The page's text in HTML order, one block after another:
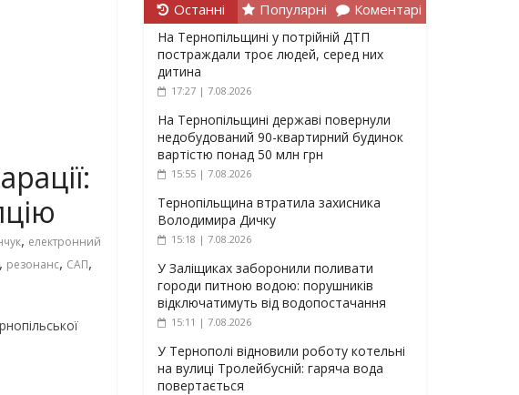
, електронний
, резонанс, САП,
Останні Популярні Коментарі
На Тернопільщині у потрійній ДТП
постраждали троє людей, серед них
дитина
17:27 | 7.08.2026
На Тернопільщині державі повернули
недобудований 90-квартирний будинок
вартістю понад 50 млн грн
15:55 | 7.08.2026
Тернопільщина втратила захисника
Володимира Дичку
15:18 | 7.08.2026
У Заліщиках заборонили поливати
городи питною водою: порушників
відключатимуть від водопостачання
15:11 | 7.08.2026
У Тернополі відновили роботу котельні
на вулиці Тролейбусній: гаряча вода
повертається